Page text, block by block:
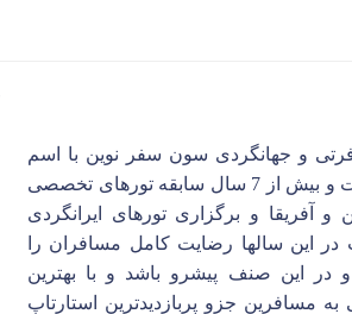
و جهانگردی سون سفر نوین با اسم
برند مسترجت و بیش از 7 سال سابقه تورهای تخصصی
و آفریقا و برگزاری تورهای ایرانگردی
در این سالها رضایت کامل مسافران را
در این صنف پیشرو باشد و با بهترین
مسافرین جزو پربازدیدترین استارتاپ